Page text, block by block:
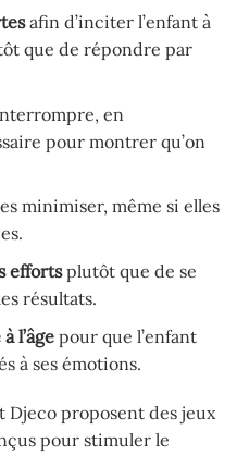
afin d’inciter l’enfant à
que de répondre par
en
pour montrer qu’on
minimiser, même si elles
effortsplutôt que de se
résultats.
l’âgepour que l’enfant
à ses émotions.
Djeco proposent des jeux
pour stimuler le